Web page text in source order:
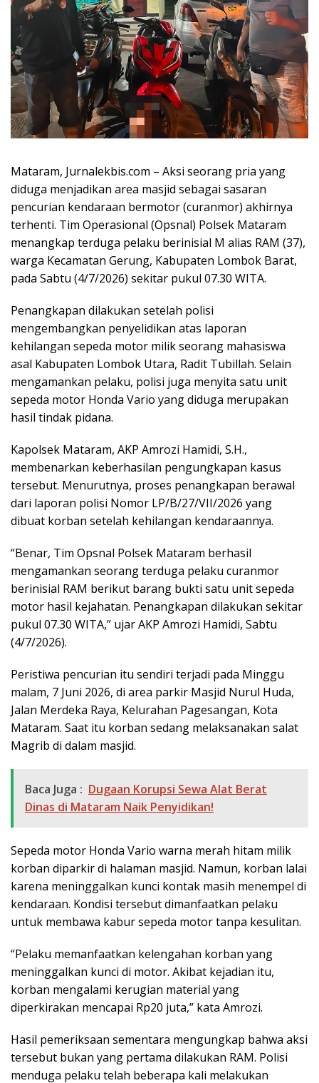
Mataram, Jurnalekbis.com – Aksi seorang pria yang
diduga menjadikan area masjid sebagai sasaran
pencurian kendaraan bermotor (curanmor) akhirnya
terhenti. Tim Operasional (Opsnal) Polsek Mataram
menangkap terduga pelaku berinisial M alias RAM (37),
warga Kecamatan Gerung, Kabupaten Lombok Barat,
pada Sabtu (4/7/2026) sekitar pukul 07.30 WITA.
Penangkapan dilakukan setelah polisi
mengembangkan penyelidikan atas laporan
kehilangan sepeda motor milik seorang mahasiswa
asal Kabupaten Lombok Utara, Radit Tubillah. Selain
mengamankan pelaku, polisi juga menyita satu unit
sepeda motor Honda Vario yang diduga merupakan
hasil tindak pidana.
Kapolsek Mataram, AKP Amrozi Hamidi, S.H.,
membenarkan keberhasilan pengungkapan kasus
tersebut. Menurutnya, proses penangkapan berawal
dari laporan polisi Nomor LP/B/27/VII/2026 yang
dibuat korban setelah kehilangan kendaraannya.
“Benar, Tim Opsnal Polsek Mataram berhasil
mengamankan seorang terduga pelaku curanmor
berinisial RAM berikut barang bukti satu unit sepeda
motor hasil kejahatan. Penangkapan dilakukan sekitar
pukul 07.30 WITA,” ujar AKP Amrozi Hamidi, Sabtu
(4/7/2026).
Peristiwa pencurian itu sendiri terjadi pada Minggu
malam, 7 Juni 2026, di area parkir Masjid Nurul Huda,
Jalan Merdeka Raya, Kelurahan Pagesangan, Kota
Mataram. Saat itu korban sedang melaksanakan salat
Magrib di dalam masjid.
Baca Juga : Dugaan Korupsi Sewa Alat Berat
Dinas di Mataram Naik Penyidikan!
Sepeda motor Honda Vario warna merah hitam milik
korban diparkir di halaman masjid. Namun, korban lalai
karena meninggalkan kunci kontak masih menempel di
kendaraan. Kondisi tersebut dimanfaatkan pelaku
untuk membawa kabur sepeda motor tanpa kesulitan.
“Pelaku memanfaatkan kelengahan korban yang
meninggalkan kunci di motor. Akibat kejadian itu,
korban mengalami kerugian material yang
diperkirakan mencapai Rp20 juta,” kata Amrozi.
Hasil pemeriksaan sementara mengungkap bahwa aksi
tersebut bukan yang pertama dilakukan RAM. Polisi
menduga pelaku telah beberapa kali melakukan